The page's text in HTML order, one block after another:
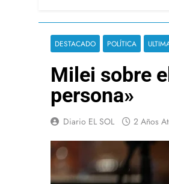
DESTACADO POLÍTICA
Milei sobre
persona»
Diario EL SOL 2 Años